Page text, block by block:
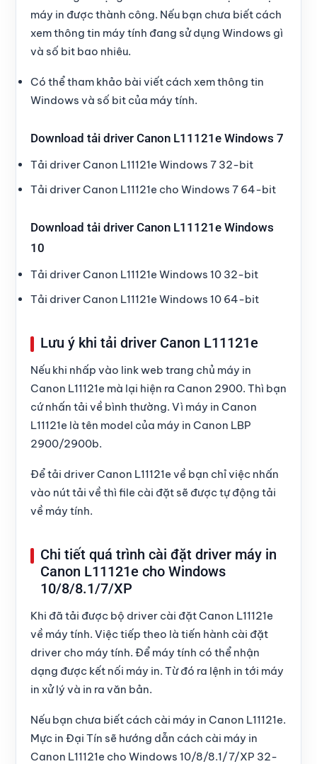
máy in được thành công. Nếu bạn chưa biết cách
xem thông tin máy tính đang sử dụng Windows gì
và số bit bao nhiêu.
Có thể tham khảo bài viết cách xem thông tin
Windows và số bit của máy tính.
Download tải driver Canon L11121e Windows 7
Tải driver Canon L11121e Windows 7 32-bit
Tải driver Canon L11121e cho Windows 7 64-bit
Download tải driver Canon L11121e Windows
10
Tải driver Canon L11121e Windows 10 32-bit
Tải driver Canon L11121e Windows 10 64-bit
Lưu ý khi tải driver Canon L11121e
Nếu khi nhấp vào link web trang chủ máy in
Canon L11121e mà lại hiện ra Canon 2900. Thì bạn
cứ nhấn tải về bình thường. Vì máy in Canon
L11121e là tên model của máy in Canon LBP
2900/2900b.
Đểtải driver Canon L11121e về bạn chỉ việc nhấn
vào nút tải vềthì file cài đặt sẽ được tự động tải
về máy tính.
Chi tiết quá trình cài đặt driver máy in
Canon L11121e cho Windows
10/8/8.1/7/XP
Khi đã tải được bộ driver cài đặt Canon L11121e
về máy tính. Việc tiếp theo là tiến hành cài đặt
driver cho máy tính. Để máy tính có thể nhận
dạng được kết nối máy in. Từ đó ra lệnh in tới máy
in xử lý và in ra văn bản.
Nếu bạn chưa biết cách cài máy in Canon L11121e.
Mực in Đại Tín sẽ hướng dẫn cách cài máy in
Canon L11121e cho Windows 10/8/8.1/7/XP 32-